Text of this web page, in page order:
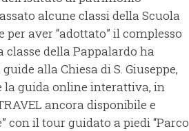
alcune classi della Scuola
aver “adottato” il complesso
classe della Pappalardo ha
alla Chiesa di S. Giuseppe,
la guida online interattiva, in
ancora disponibile e
con il tour guidato a piedi “Parco